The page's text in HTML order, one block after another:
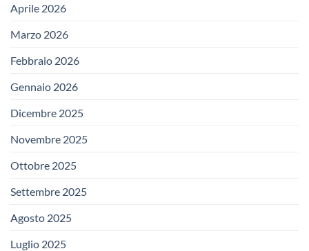
Aprile 2026
Marzo 2026
Febbraio 2026
Gennaio 2026
Dicembre 2025
Novembre 2025
Ottobre 2025
Settembre 2025
Agosto 2025
Luglio 2025